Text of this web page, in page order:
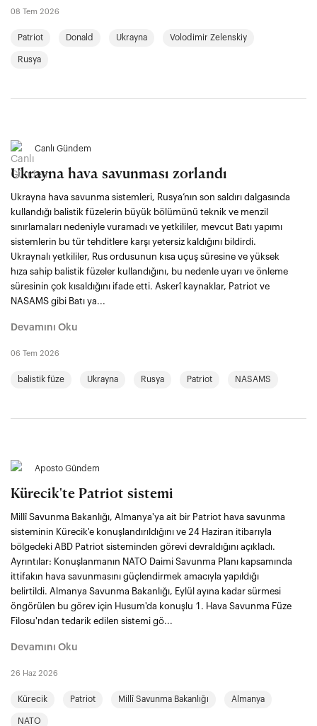
08 Tem 2026
Patriot Donald Ukrayna Volodimir Zelenskiy
Rusya
Canlı Gündem
Ukrayna hava savunması zorlandı
Ukrayna hava savunma sistemleri, Rusya’nın son saldırı dalgasında
kullandığı balistik füzelerin büyük bölümünü teknik ve menzil
sınırlamaları nedeniyle vuramadı ve yetkililer, mevcut Batı yapımı
sistemlerin bu tür tehditlere karşı yetersiz kaldığını bildirdi.
Ukraynalı yetkililer, Rus ordusunun kısa uçuş süresine ve yüksek
hıza sahip balistik füzeler kullandığını, bu nedenle uyarı ve önleme
süresinin çok kısaldığını ifade etti. Askerî kaynaklar, Patriot ve
NASAMS gibi Batı ya...
Devamını Oku
06 Tem 2026
balistik füze Ukrayna Rusya Patriot NASAMS
Aposto Gündem
Kürecik'te Patriot sistemi
Millî Savunma Bakanlığı, Almanya'ya ait bir Patriot hava savunma
sisteminin Kürecik'e konuşlandırıldığını ve 24 Haziran itibarıyla
bölgedeki ABD Patriot sisteminden görevi devraldığını açıkladı.
Ayrıntılar: Konuşlanmanın NATO Daimi Savunma Planı kapsamında
ittifakın hava savunmasını güçlendirmek amacıyla yapıldığı
belirtildi. Almanya Savunma Bakanlığı, Eylül ayına kadar sürmesi
öngörülen bu görev için Husum'da konuşlu 1. Hava Savunma Füze
Filosu'ndan tedarik edilen sistemi gö...
Devamını Oku
26 Haz 2026
Kürecik Patriot Millî Savunma Bakanlığı Almanya
NATO